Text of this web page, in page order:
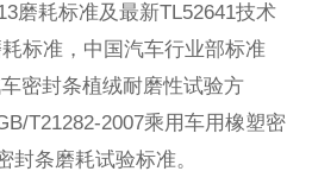
磨耗标准及最新TL52641技术
标准，中国汽车行业部标准
车密封条植绒耐磨性试验方
T21282-2007乘用车用橡塑密
封条磨耗试验标准。